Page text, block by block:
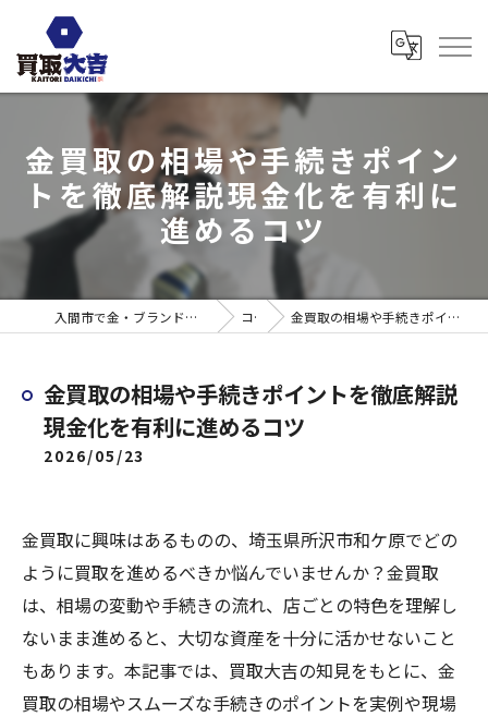
金買取の相場や手続きポイン
トを徹底解説現金化を有利に
進めるコツ
入間市で金・ブランド売るなら買取大吉 ウエスタ武蔵藤沢店 コラム 金買取の相場や手続きポイントを徹底解説現金化を有利に進めるコツ
金買取の相場や手続きポイントを徹底解説
現金化を有利に進めるコツ
2026/05/23
金買取に興味はあるものの、埼玉県所沢市和ケ原でどの
ように買取を進めるべきか悩んでいませんか？金買取
は、相場の変動や手続きの流れ、店ごとの特色を理解し
ないまま進めると、大切な資産を十分に活かせないこと
もあります。本記事では、買取大吉の知見をもとに、金
買取の相場やスムーズな手続きのポイントを実例や現場